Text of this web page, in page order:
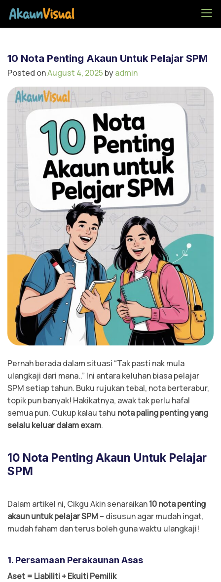
Akaun Visual – Serlah
Potensi Faham Akaun
10 Nota Penting Akaun Untuk Pelajar SPM
Posted onAugust 4, 2025 byadmin
Pernah berada dalam situasi “Tak pasti nak mula
ulangkaji dari mana..” Ini antara keluhan biasa pelajar
SPM setiap tahun. Buku rujukan tebal, nota berterabur,
topik pun banyak! Hakikatnya, awak tak perlu hafal
semua pun. Cukup kalau tahu nota paling penting yang
selalu keluar dalam exam.
10 Nota Penting Akaun Untuk Pelajar
SPM
Dalam artikel ni, Cikgu Akin senaraikan10 nota penting
akaun untuk pelajar SPM– disusun agar mudah ingat,
mudah faham dan terus boleh guna waktu ulangkaji!
1. Persamaan Perakaunan Asas
Aset = Liabiliti + Ekuiti Pemilik